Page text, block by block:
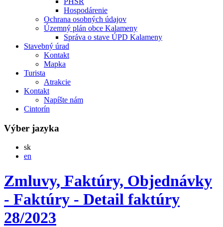
Hospodárenie
Ochrana osobných údajov
Územný plán obce Kalameny
Správa o stave ÚPD Kalameny
Stavebný úrad
Kontakt
Mapka
Turista
Atrakcie
Kontakt
Napíšte nám
Cintorín
Výber jazyka
skSlovensky
en
Zmluvy, Faktúry, Objednávky
- Faktúry - Detail faktúry
28/2023